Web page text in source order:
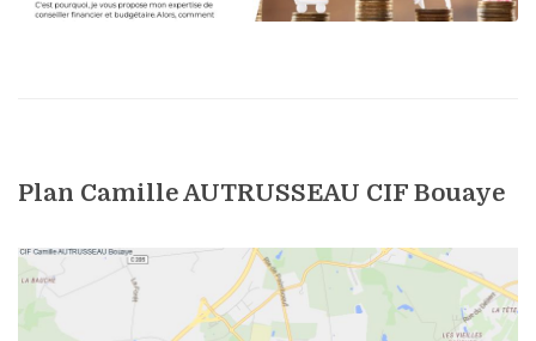
Plan Camille AUTRUSSEAU CIF Bouaye